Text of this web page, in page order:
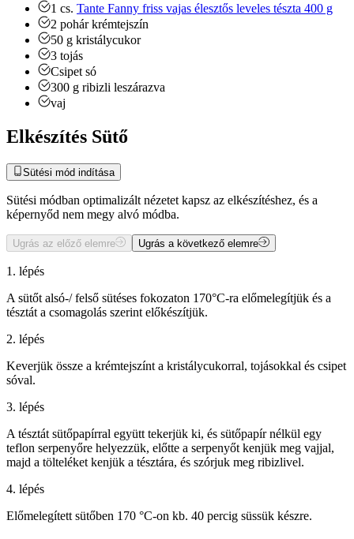
1 cs. Tante Fanny friss vajas élesztős leveles tészta 400 g
2 pohár krémtejszín
50 g kristálycukor
3 tojás
Csipet só
300 g ribizli leszárazva
vaj
Elkészítés Sütő
Sütési mód indítása
Sütési módban optimalizált nézetet kapsz az elkészítéshez, és a
képernyőd nem megy alvó módba.
Ugrás az előző elemre Ugrás a következő elemre
1. lépés
A sütőt alsó-/ felső sütéses fokozaton 170°C-ra előmelegítjük és a
tésztát a csomagolás szerint előkészítjük.
2. lépés
Keverjük össze a krémtejszínt a kristálycukorral, tojásokkal és csipet
sóval.
3. lépés
A tésztát sütőpapírral együtt tekerjük ki, és sütőpapír nélkül egy
teflon serpenyőre helyezzük, előtte a serpenyőt kenjük meg vajjal,
majd a tölteléket kenjük a tésztára, és szórjuk meg ribizlivel.
4. lépés
Előmelegített sütőben 170 °C-on kb. 40 percig süssük készre.